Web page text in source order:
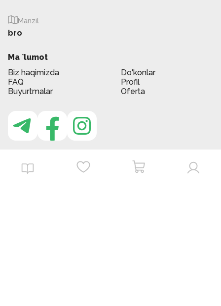
Manzil
bro
Ma `lumot
Biz haqimizda
Do'konlar
FAQ
Profil
Buyurtmalar
Oferta
MBG do'kon ilovasi